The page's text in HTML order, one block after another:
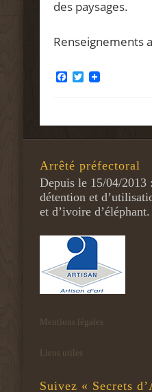
des paysages.
Renseignements
Facebook
Twitter
Arrêté préfectoral
Depuis le 15/04/2013
détention et
et d’ivoire d’éléphant.
Mentions légales
Liens utiles
Suivez « Secrets